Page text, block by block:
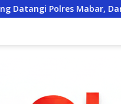
Dana Rp14 Juta